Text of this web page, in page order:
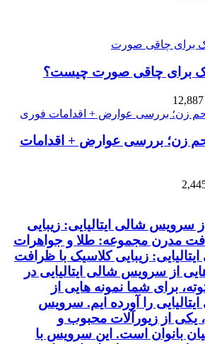
برای چاقی صورت چیست؟
12,887
زن؛ بررسی عوارض + اقدامات
سرویس شالی ایتالیایی: زیبایی
مدرن مجموعه: طلا و جواهرات
زیبایی کلاسیک با ظرافت
از سرویس شالی ایتالیایی در
برای شما نمونه هایی از
را آورده ایم. سرویس
یکی از زیورآلات محبوب و
بانوان است. این سرویس با